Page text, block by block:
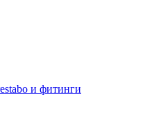
и фитинги